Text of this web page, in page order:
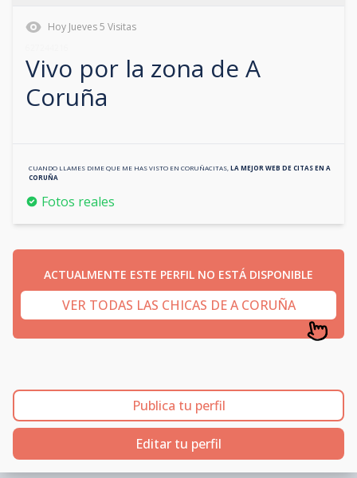
Hoy Jueves5 Visitas
Vivo por la zona de A
Coruña
CUANDO LLAMES DIME QUE ME HAS VISTO EN CORUÑACITAS LA MEJOR WEB DE CITAS EN A
CORUÑA
Fotos reales
ACTUALMENTE ESTE PERFIL NO ESTÁ DISPONIBLE
VER TODAS LAS CHICAS DE A CORUÑA
Publica tu perfil
Editar tu perfil